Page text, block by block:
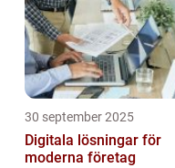
30 september 2025
Digitala lösningar för
moderna företag